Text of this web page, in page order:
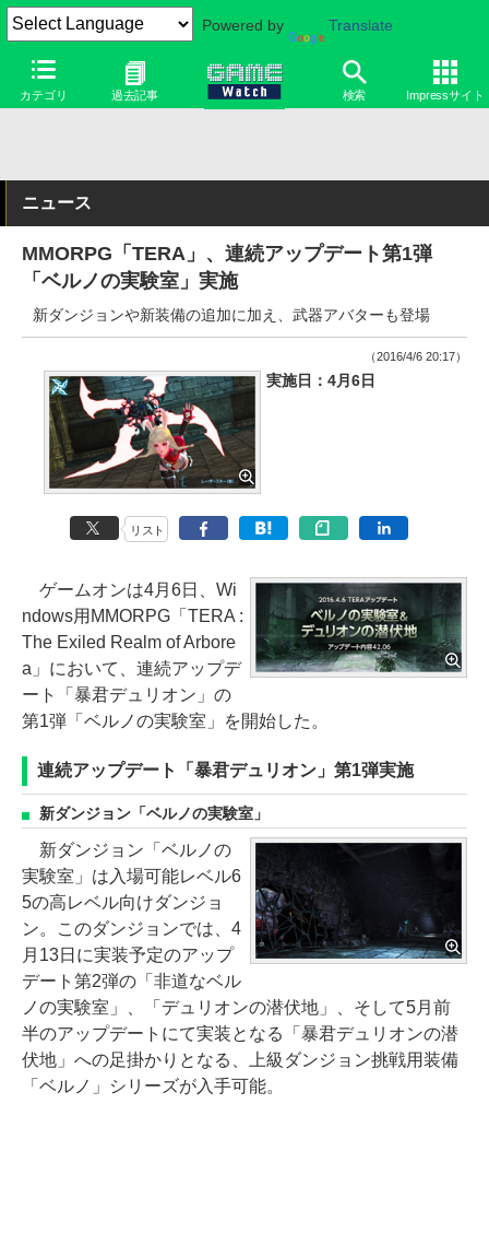
Powered by Translate
カテゴリ 過去記事 検索 Impressサイト
ニュース
MMORPG「TERA」、連続アップデート第1弾
「ベルノの実験室」実施
新ダンジョンや新装備の追加に加え、武器アバターも登場
（2016/4/6 20:17）
実施日：4月6日
リスト
ゲームオンは4月6日、Wi
ndows用MMORPG「TERA :
The Exiled Realm of Arbore
a」において、連続アップデ
ート「暴君デュリオン」の
第1弾「ベルノの実験室」を開始した。
連続アップデート「暴君デュリオン」第1弾実施
新ダンジョン「ベルノの実験室」
新ダンジョン「ベルノの
実験室」は入場可能レベル6
5の高レベル向けダンジョ
ン。このダンジョンでは、4
月13日に実装予定のアップ
デート第2弾の「非道なベル
ノの実験室」、「デュリオンの潜伏地」、そして5月前
半のアップデートにて実装となる「暴君デュリオンの潜
伏地」への足掛かりとなる、上級ダンジョン挑戦用装備
「ベルノ」シリーズが入手可能。